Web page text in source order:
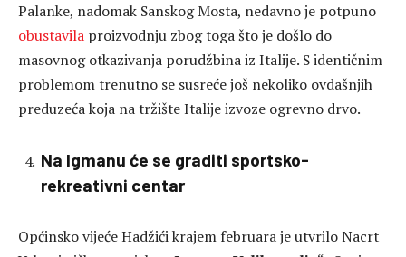
Palanke, nadomak Sanskog Mosta, nedavno je potpuno
obustavila proizvodnju zbog toga što je došlo do
masovnog otkazivanja porudžbina iz Italije. S identičnim
problemom trenutno se susreće još nekoliko ovdašnjih
preduzeća koja na tržište Italije izvoze ogrevno drvo.
Na Igmanu će se graditi sportsko-
rekreativni centar
Općinsko vijeće Hadžići krajem februara je utvrilo Nacrt